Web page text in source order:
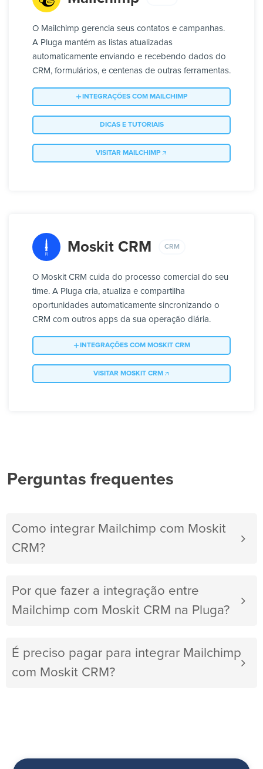
O Mailchimp gerencia seus contatos e campanhas.
A Pluga mantém as listas atualizadas
automaticamente enviando e recebendo dados do
CRM, formulários, e centenas de outras ferramentas.
INTEGRAÇÕES COM MAILCHIMP
DICAS E TUTORIAIS
VISITAR MAILCHIMP
Moskit CRM CRM
O Moskit CRM cuida do processo comercial do seu
time. A Pluga cria, atualiza e compartilha
oportunidades automaticamente sincronizando o
CRM com outros apps da sua operação diária.
INTEGRAÇÕES COM MOSKIT CRM
VISITAR MOSKIT CRM
Perguntas frequentes
Como integrar Mailchimp com Moskit
CRM?
Por que fazer a integração entre
Mailchimp com Moskit CRM na Pluga?
É preciso pagar para integrar Mailchimp
com Moskit CRM?